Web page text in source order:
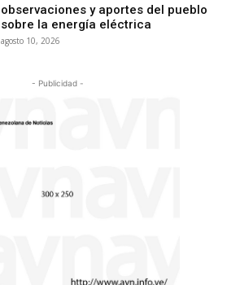
observaciones y aportes del pueblo
sobre la energía eléctrica
agosto 10, 2026
- Publicidad -